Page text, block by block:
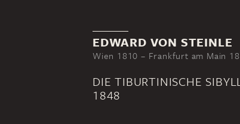
EDWARD VON STEINLE
Wien 1810 – Frankfurt am Main
DIE TIBURTINISCHE
1848